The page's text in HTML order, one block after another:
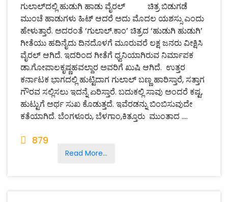
ಗುಲಾಲ್‌ದಲ್ಲಿ ಹುಡುಗಿ ಹಾಡು ವೈರಲ್ ಚಿತ್ರ ಬಿಡುಗಡೆ
ಮುಂಚೆ ಹಾಡುಗಳು ಹಿಟ್ ಆದರೆ ಅದು ಮೊದಲ ಯಶಸ್ಸು ಎಂದು
ಹೇಳುತ್ತಾರೆ. ಅದರಂತೆ ‘ಗುಲಾಲ್.ಕಾಂ’ ಚಿತ್ರದ ‘ಹುಡುಗಿ ಹುಡುಗಿ’
ಗೀತೆಯು ಹದಿನೈದು ದಿನದೊಳಗೆ ಮೂರುವರೆ ಲಕ್ಷ ಜನರು ವೀಕ್ಷಿಸಿ
ವೈರಲ್ ಆಗಿದೆ. ಇದರಿಂದ ಗೀತೆಗೆ ಧ್ವನಿಯಾಗಿರುವ ನಿರ್ಮಾಪಕ
ಡಾ.ಗೋಪಾಲಕೃಷ್ಣಹವಲ್ದಾರ ಅವರಿಗೆ ಖುಷಿ ಆಗಿದೆ. ಉತ್ತರ
ಕರ್ನಾಟಕ ಭಾಗದಲ್ಲಿ ಹುಟ್ಟಿದಾಗ ಗುಲಾಲ್ ಬಣ್ಣ ಹಾರಿಸ್ತಾರೆ, ಸತ್ತಾಗ
ಗೌರವ ಸಲ್ಲಿಸಲು ಇದನ್ನೆ ಏರಿಸ್ತಾರೆ. ಬದುಕಲ್ಲಿ ಸಾವು ಅಂದರೆ ಕಷ್ಟ,
ಹುಟ್ಟುಗೆ ಅರ್ಥ ಸುಖ ಕೊಡುತ್ತದೆ. ಇವೆರಡನ್ನು ಬಿಂಬಿಸುವುದೇ
ಕತೆಯಾಗಿದೆ. ಬೆಂಗಳೂರು, ಬೆಳಗಾಂ,ಕಿತ್ತೂರು ಮುಂತಾದ ....
879
Read More...